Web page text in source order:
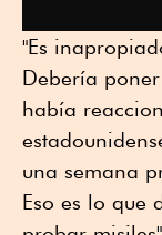
"Es
Debería
había
una semana
Eso es lo que